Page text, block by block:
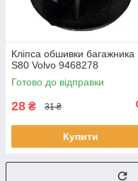
Кліпса обшивки багажника
S80 Volvo 9468278
Готово до відправки
28 ₴ 31 ₴
Купити